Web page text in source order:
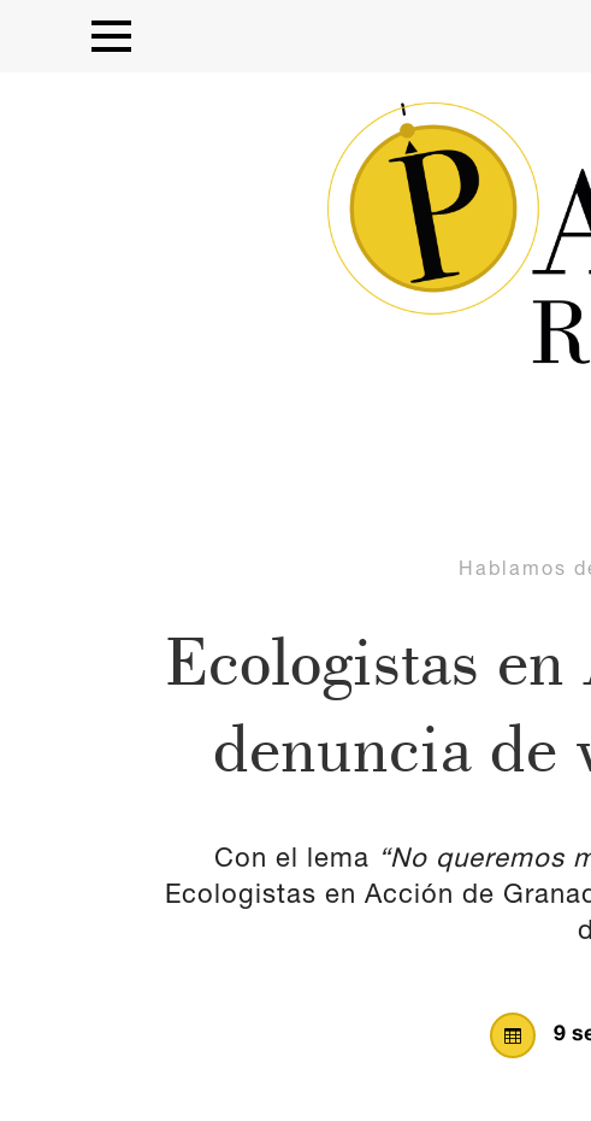
Hablamos
Ecologistas
denuncia de
Con el lema “No queremos
Ecologistas en Acción de
 9